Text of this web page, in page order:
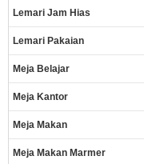
Lemari Jam Hias
Lemari Pakaian
Meja Belajar
Meja Kantor
Meja Makan
Meja Makan Marmer